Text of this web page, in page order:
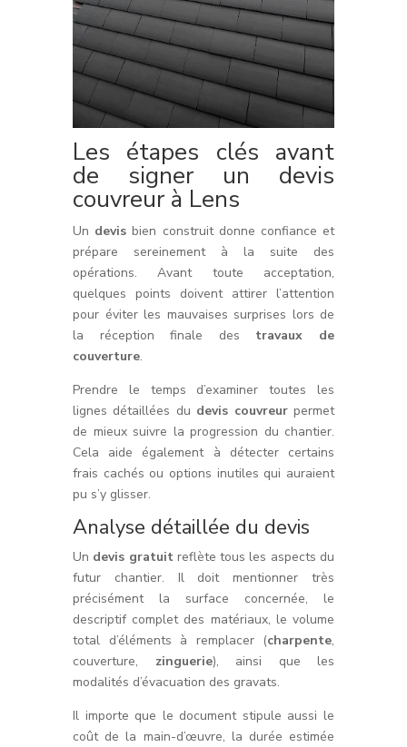
Les étapes clés avant
de signer un devis
couvreur à Lens
Un devis bien construit donne confiance et
prépare sereinement à la suite des
opérations. Avant toute acceptation,
quelques points doivent attirer l’attention
pour éviter les mauvaises surprises lors de
la réception finale des travaux de
couverture.
Prendre le temps d’examiner toutes les
lignes détaillées du devis couvreurpermet
de mieux suivre la progression du chantier.
Cela aide également à détecter certains
frais cachés ou options inutiles qui auraient
pu s’y glisser.
Analyse détaillée du devis
Un devis gratuitreflète tous les aspects du
futur chantier. Il doit mentionner très
précisément la surface concernée, le
descriptif complet des matériaux, le volume
total d’éléments à remplacer (charpente,
couverture, zinguerie), ainsi que les
modalités d’évacuation des gravats.
Il importe que le document stipule aussi le
coût de la main-d’œuvre, la durée estimée